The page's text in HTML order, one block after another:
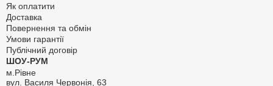
Як оплатити
Доставка
Повернення та обмін
Умови гарантії
Публічний договір
ШОУ-РУМ
м.Рівне
вул. Василя Червонія, 63